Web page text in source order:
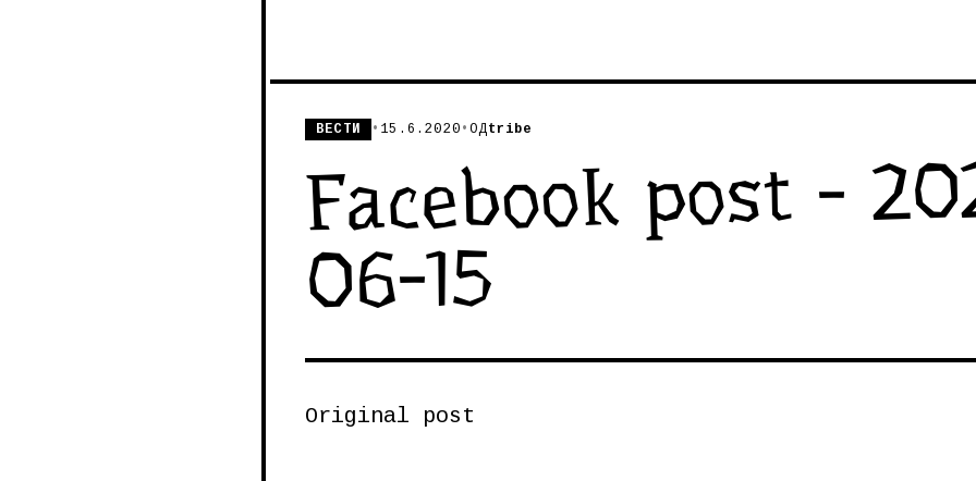
ВЕСТИ • 15.6.2020 •ОДtribe
Facebook post -
06-15
Original post